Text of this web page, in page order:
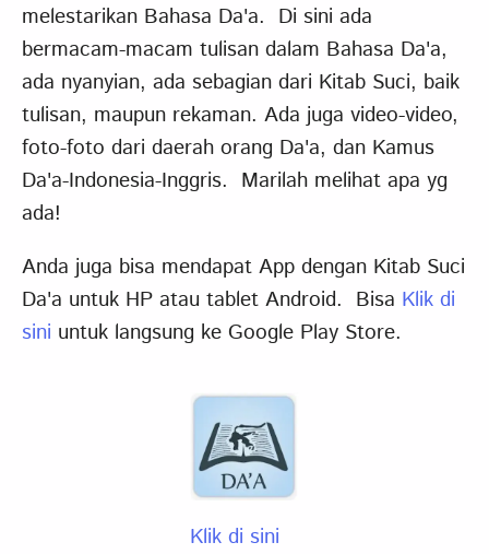
melestarikan Bahasa Da'a. Di sini ada
bermacam-macam tulisan dalam Bahasa Da'a,
ada nyanyian, ada sebagian dari Kitab Suci, baik
tulisan, maupun rekaman. Ada juga video-video,
foto-foto dari daerah orang Da'a, dan Kamus
Da'a-Indonesia-Inggris. Marilah melihat apa yg
ada!
Anda juga bisa mendapat App dengan Kitab Suci
Da'a untuk HP atau tablet Android. Bisa Klik di
sini untuk langsung ke Google Play Store.
Klik di sini